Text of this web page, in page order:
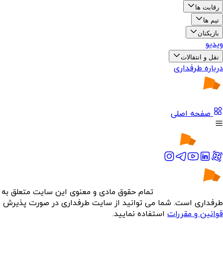
رقابت ها
تیم ها
بازیکنان
ویدیو
نقل و انتقالات
درباره طرفداری
صفحه اصلی
تمام حقوق مادی و معنوی این سایت متعلق به
طرفداری است. شما می توانید از سایت طرفداری در صورت پذیرش
قوانین و مقررات استفاده نمایید.